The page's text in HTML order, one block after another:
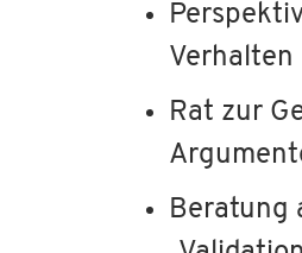
Verhalten
Rat zur
Beratung